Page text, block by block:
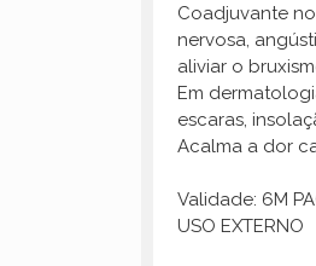
Coadjuvante
nervosa,
aliviar o
Em
escaras,
Acalma a dor
Validade: 6M
USO EXTERNO